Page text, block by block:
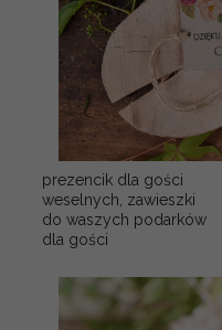
prezencik dla gości
weselnych, zawieszki
do waszych podarków
dla gości